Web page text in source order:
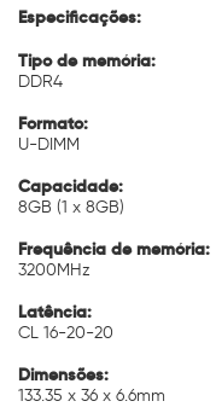
Especificações:
Tipo de memória:
DDR4
Formato:
U-DIMM
Capacidade:
8GB (1 x 8GB)
Frequência de memória:
3200MHz
Latência:
CL 16-20-20
Dimensões:
133.35 x 36 x 6.6mm